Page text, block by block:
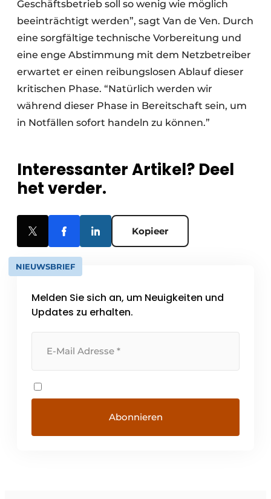
Geschäftsbetrieb soll so wenig wie möglich
beeinträchtigt werden”, sagt Van de Ven. Durch
eine sorgfältige technische Vorbereitung und
eine enge Abstimmung mit dem Netzbetreiber
erwartet er einen reibungslosen Ablauf dieser
kritischen Phase. “Natürlich werden wir
während dieser Phase in Bereitschaft sein, um
in Notfällen sofort handeln zu können.”
Interessanter Artikel? Deel
het verder.
Kopieer
NIEUWSBRIEF
Melden Sie sich an, um Neuigkeiten und
Updates zu erhalten.